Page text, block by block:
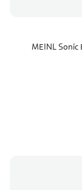
MEINL